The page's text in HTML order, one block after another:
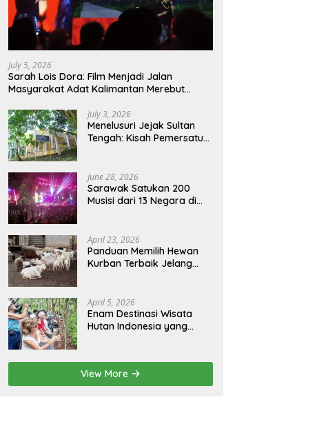
July 5, 2026
Sarah Lois Dora: Film Menjadi Jalan
Masyarakat Adat Kalimantan Merebut
July 3, 2026
Menelusuri Jejak Sultan
Tengah: Kisah Pemersatu
Versi Jiran
June 28, 2026
Sarawak Satukan 200
Musisi dari 13 Negara di
Budaya Borneo
April 23, 2026
Panduan Memilih Hewan
Kurban Terbaik Jelang
April 5, 2026
Enam Destinasi Wisata
Hutan Indonesia yang
View More